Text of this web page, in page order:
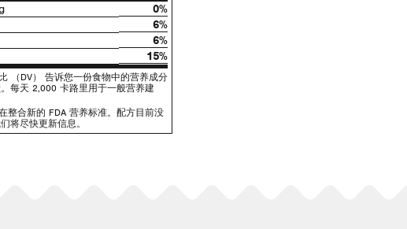
0%
6%
6%
15%
（DV） 告诉您一份食物中的营养成分
每天 2,000 卡路里用于一般营养建
整合新的 FDA 营养标准。配方目前没
将尽快更新信息。